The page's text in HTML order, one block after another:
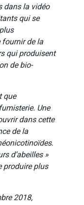
dans la vidéo
qui se
fournir de la
qui produisent
de bio-
que
Une
dans cette
de la
d’abeilles »
produire plus
2018,